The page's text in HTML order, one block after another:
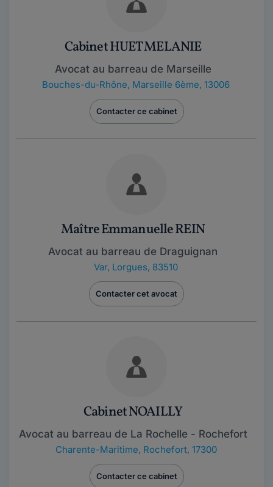
Cabinet HUET MELANIE
Avocat au barreau de Marseille
Bouches-du-Rhône, Marseille 6ème, 13006
Contacter ce cabinet
Maître Emmanuelle REIN
Avocat au barreau de Draguignan
Var, Lorgues, 83510
Contacter cet avocat
Cabinet NOAILLY
Avocat au barreau de La Rochelle - Rochefort
Charente-Maritime, Rochefort, 17300
Contacter ce cabinet